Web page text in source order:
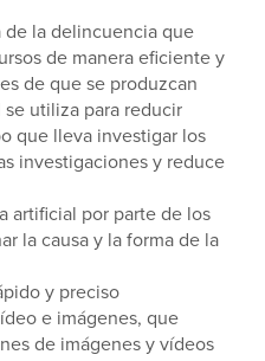
la delincuencia que
de manera eficiente y
de que se produzcan
utiliza para reducir
que lleva investigar los
investigaciones y reduce
artificial por parte de los
la causa y la forma de la
y preciso
e imágenes, que
de imágenes y vídeos